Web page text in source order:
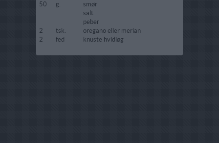
50
g.
smør
salt
peber
2
tsk.
oregano eller merian
2
fed knuste hvidløg